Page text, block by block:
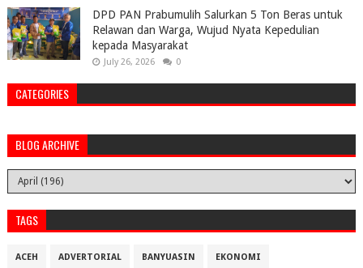
DPD PAN Prabumulih Salurkan 5 Ton Beras untuk
Relawan dan Warga, Wujud Nyata Kepedulian
kepada Masyarakat
July 26, 2026 0
CATEGORIES
BLOG ARCHIVE
TAGS
ACEH ADVERTORIAL BANYUASIN EKONOMI